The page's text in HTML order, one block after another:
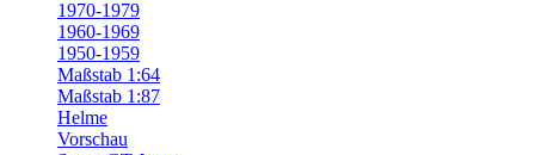
1970-1979
1960-1969
1950-1959
Maßstab 1:64
Maßstab 1:87
Helme
Vorschau